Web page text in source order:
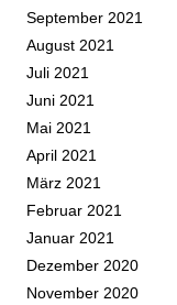
September 2021
August 2021
Juli 2021
Juni 2021
Mai 2021
April 2021
März 2021
Februar 2021
Januar 2021
Dezember 2020
November 2020